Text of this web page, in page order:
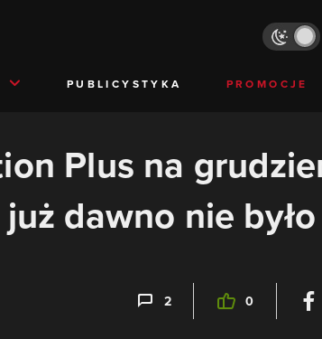
PUBLICYSTYKA PROMOCJE
Plus na
dawno nie było
2 0